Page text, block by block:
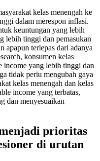
kelas menengah ke
dalam merespon inflasi.
keuntungan yang lebih
lebih tinggi dan pemasukan
apapun terlepas dari adanya
konsumen kelas
income yang lebih tinggi dan
tidak perlu mengubah gaya
kelas menengah dan kelas
income yang terbatas,
dan menyesuaikan
prioritas
di urutan